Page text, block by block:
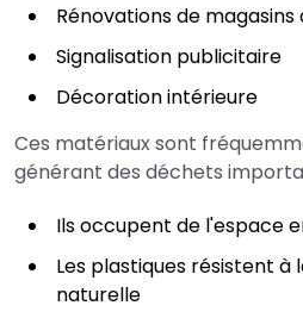
Rénovations de magasins
Signalisation publicitaire
Décoration intérieure
Ces matériaux sont
générant des déchets
Ils occupent de l'espace
Les plastiques résistent à
naturelle